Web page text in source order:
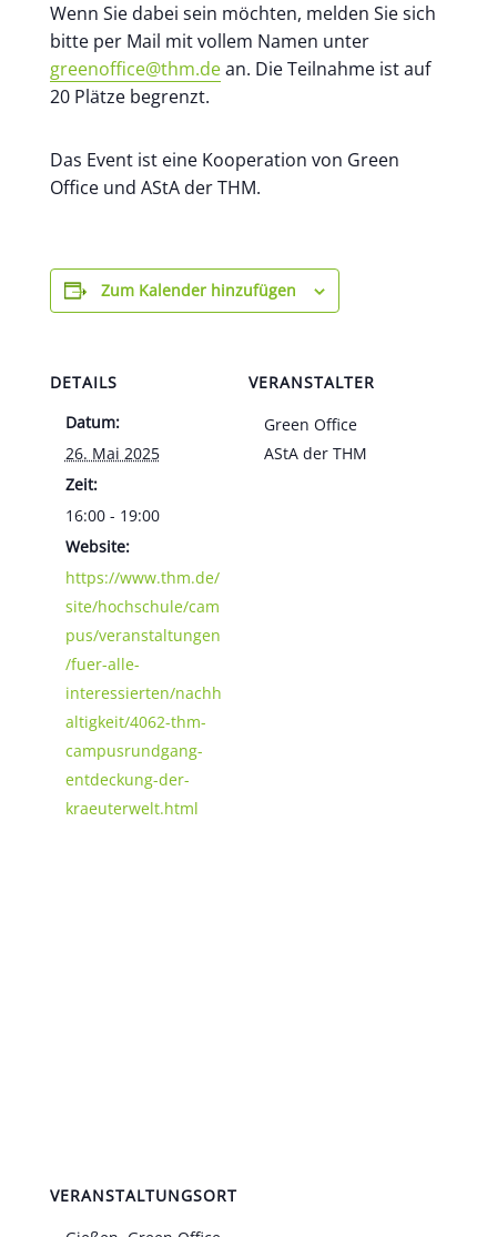
Wenn Sie dabei sein möchten, melden Sie sich
bitte per Mail mit vollem Namen unter
greenoffice@thm.dean. Die Teilnahme ist auf
20 Plätze begrenzt.
Das Event ist eine Kooperation von Green
Office und AStA der THM.
Zum Kalender hinzufügen
DETAILS
Datum:
26. Mai 2025
Zeit:
16:00 - 19:00
Website:
https://www.thm.de/
site/hochschule/cam
pus/veranstaltungen
/fuer-alle-
interessierten/nachh
altigkeit/4062-thm-
campusrundgang-
entdeckung-der-
kraeuterwelt.html
VERANSTALTER
Green Office
AStA der THM
VERANSTALTUNGSORT